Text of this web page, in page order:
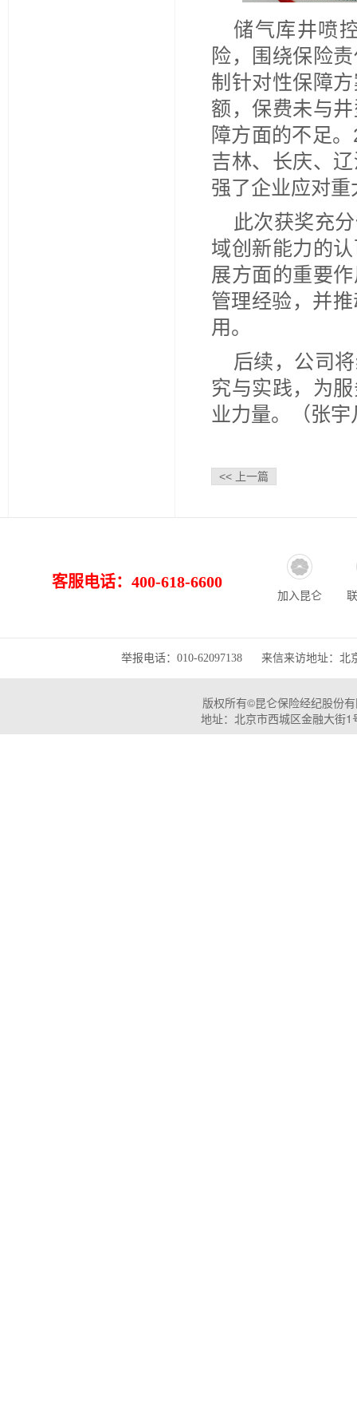
储气库井喷
险，围绕保险
制针对性保障
额，保费未与
障方面的不足
吉林、长庆、
强了企业应对
此次获奖充
域创新能力的
展方面的重要
管理经验，并
用。
后续，公司
究与实践，为
业力量。（张
<< 上一篇
客服电话：400-618-6600
加入昆仑
举报电话：010-62097138 来信来访地址：北
版权所有©昆仑保险经纪股份
地址：北京市西城区金融大街